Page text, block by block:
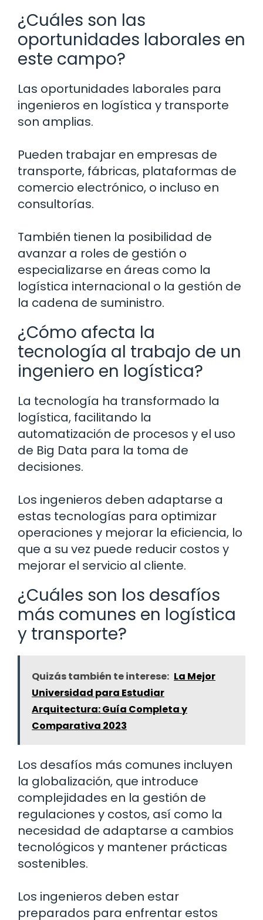
¿Cuáles son las
oportunidades laborales en
este campo?
Las oportunidades laborales para
ingenieros en logística y transporte
son amplias.
Pueden trabajar en empresas de
transporte, fábricas, plataformas de
comercio electrónico, o incluso en
consultorías.
También tienen la posibilidad de
avanzar a roles de gestión o
especializarse en áreas como la
logística internacional o la gestión de
la cadena de suministro.
¿Cómo afecta la
tecnología al trabajo de un
ingeniero en logística?
La tecnología ha transformado la
logística, facilitando la
automatización de procesos y el uso
de Big Data para la toma de
decisiones.
Los ingenieros deben adaptarse a
estas tecnologías para optimizar
operaciones y mejorar la eficiencia, lo
que a su vez puede reducir costos y
mejorar el servicio al cliente.
¿Cuáles son los desafíos
más comunes en logística
y transporte?
Quizás también te interese: La Mejor
Universidad para Estudiar
Arquitectura: Guía Completa y
Comparativa 2023
Los desafíos más comunes incluyen
la globalización, que introduce
complejidades en la gestión de
regulaciones y costos, así como la
necesidad de adaptarse a cambios
tecnológicos y mantener prácticas
sostenibles.
Los ingenieros deben estar
preparados para enfrentar estos